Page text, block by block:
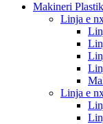
Makineri
Linja e
Linja e